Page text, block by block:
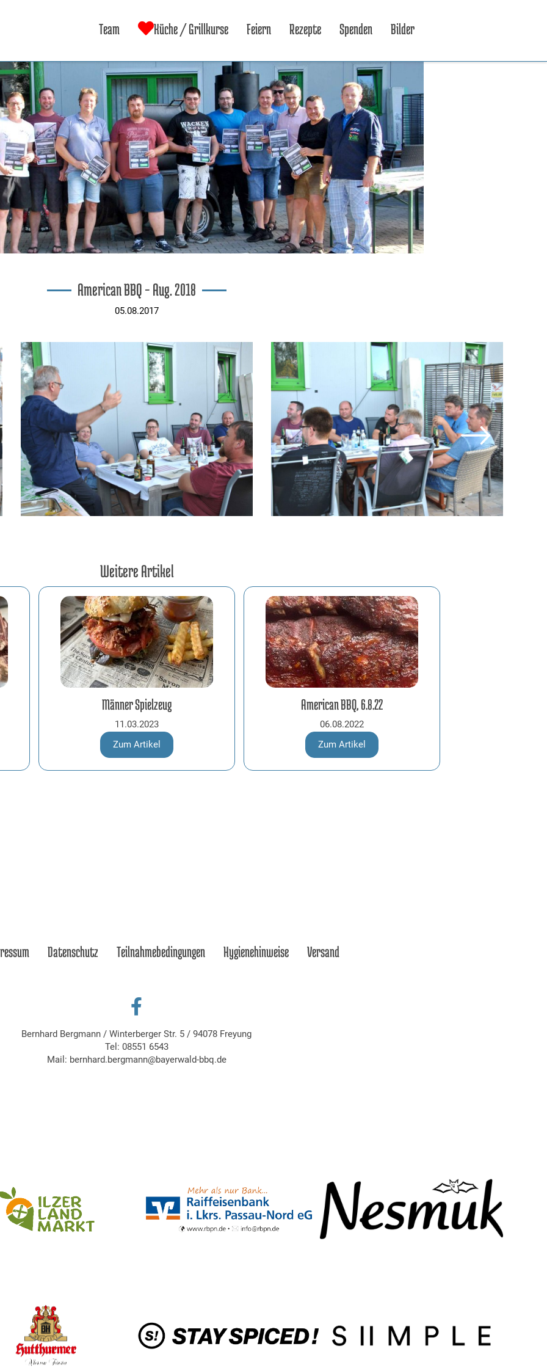
Team Küche / Grillkurse Feiern Rezepte Spenden Bilder
American BBQ – Aug. 2018
05.08.2017
Weitere Artikel
Männer Spielzeug
11.03.2023
Zum Artikel
American BBQ, 6.8.22
06.08.2022
Zum Artikel
Datenschutz Teilnahmebedingungen Hygienehinweise Versand
Bernhard Bergmann/ Winterberger Str. 5/ 94078 Freyung
Tel: 08551 6543
Mail: bernhard.bergmann@bayerwald-bbq.de